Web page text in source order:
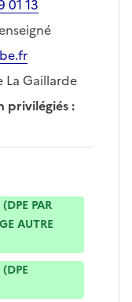
01 13
La Gaillarde
privilégiés:
PAR
AUTRE